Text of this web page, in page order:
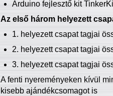
Arduino fejlesztő kit
Az első három helyezett
1. helyezett csapat tagjai
2. helyezett csapat tagjai
3. helyezett csapat tagjai
A fenti nyereményeken kívül
kisebb ajándékcsomagot is